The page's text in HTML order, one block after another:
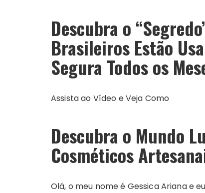
Descubra o
Brasileiros Estão
Segura Todos os
Assista ao Vídeo e Veja Como
Descubra o Mundo
Cosméticos
Olá, o meu nome é Gessica Ariana e